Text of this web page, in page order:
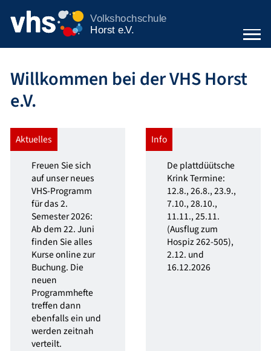
Willkommen bei der VHS Horst
e.V.
Aktuelles
Freuen Sie sich
auf unser neues
VHS-Programm
für das 2.
Semester 2026:
Ab dem 22. Juni
finden Sie alles
Kurse online zur
Buchung. Die
neuen
Programmhefte
treffen dann
ebenfalls ein und
werden zeitnah
verteilt.
Info
De plattdüütsche
Krink Termine:
12.8., 26.8., 23.9.,
7.10., 28.10.,
11.11., 25.11.
(Ausflug zum
Hospiz 262-505),
2.12. und
16.12.2026